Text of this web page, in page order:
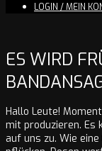
LOGIN / MEIN
ES WIRD
Hallo Leute!
mit produzieren. Es
auf uns zu. Wie